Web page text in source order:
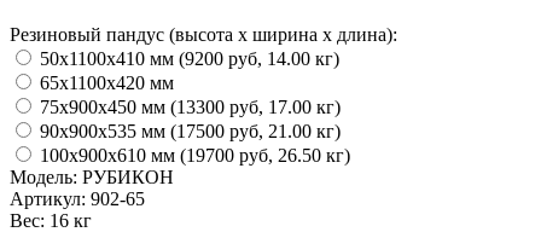
Резиновый пандус (высота х ширина х длина):
50х1100х410 мм (9200 руб, 14.00 кг)
65х1100х420 мм
75х900х450 мм (13300 руб, 17.00 кг)
90х900х535 мм (17500 руб, 21.00 кг)
100х900х610 мм (19700 руб, 26.50 кг)
Модель: РУБИКОН
Артикул: 902-65
Вес: 16 кг